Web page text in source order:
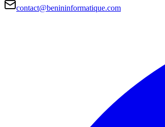
contact@benininformatique.com